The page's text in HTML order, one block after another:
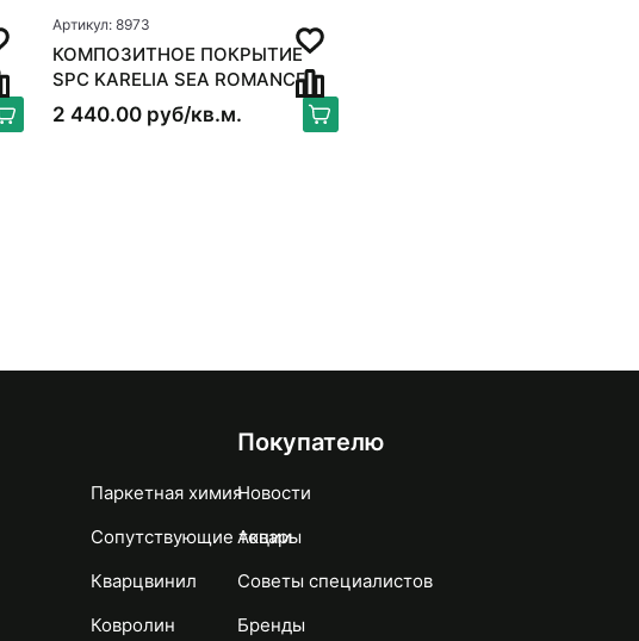
Артикул: 8973
КОМПОЗИТНОЕ ПОКРЫТИЕ
SPC KARELIA SEA ROMANCE
GALEON
2 440.00 руб/кв.м.
Паркетная химия
Сопутствующие товары
Кварцвинил
Ковролин
Покупателю
Новости
Акции
Советы специалистов
Бренды